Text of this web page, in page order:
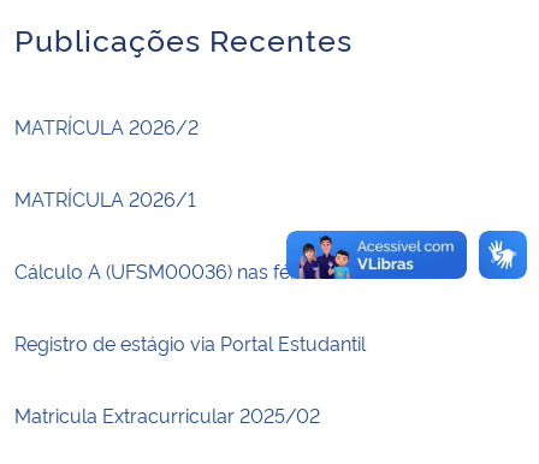
Secretaria-Geral
Planalto
Publicações Recentes
MATRÍCULA 2026/2
MATRÍCULA 2026/1
Cálculo A (UFSM00036) nas férias!
Registro de estágio via Portal Estudantil
Matricula Extracurricular 2025/02